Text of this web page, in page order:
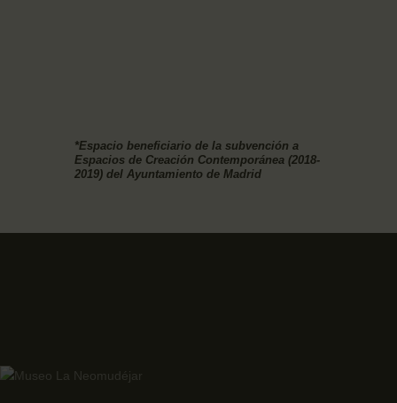
*Espacio beneficiario de la subvención a
Espacios de Creación Contemporánea (2018-
2019) del Ayuntamiento de Madrid